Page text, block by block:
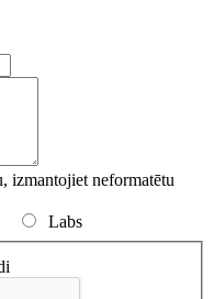
izmantojiet neformatētu
Labs